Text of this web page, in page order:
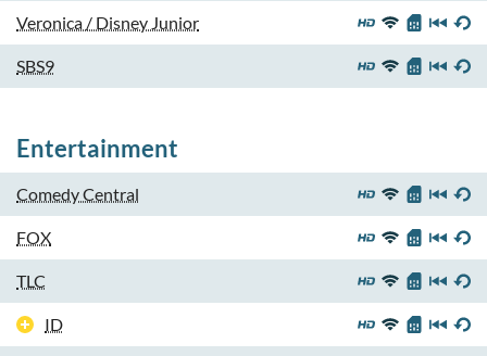
Veronica / Disney Junior
SBS9
Entertainment
Comedy Central
FOX
TLC
ID